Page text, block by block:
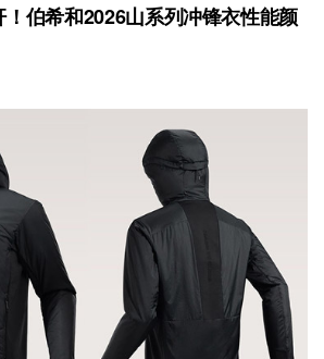
伯希和2026山系列冲锋衣性能颜